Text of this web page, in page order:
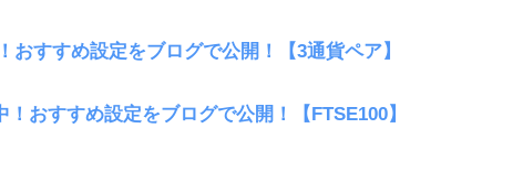
おすすめ設定をブログで公開！【3通貨ペア】
！おすすめ設定をブログで公開！【FTSE100】